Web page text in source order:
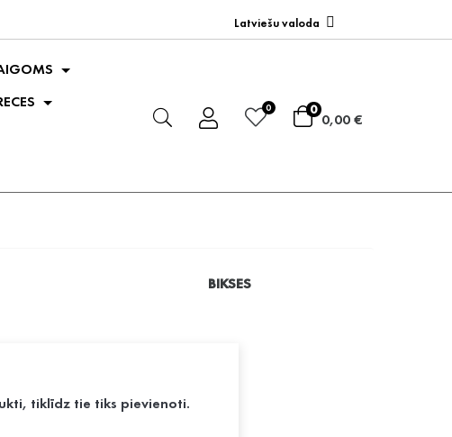
Latviešu valoda
0 0
0,00 €
BIKSES
tiklīdz tie tiks pievienoti.